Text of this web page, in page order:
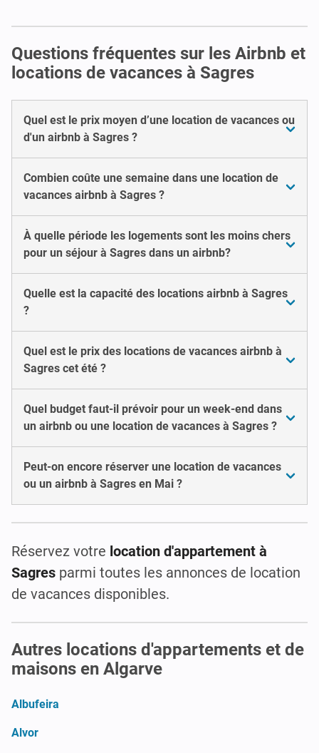
Questions fréquentes sur les Airbnb et
locations de vacances à Sagres
Quel est le prix moyen d’une location de vacances ou
d'un airbnb à Sagres ?
Combien coûte une semaine dans une location de
vacances airbnb à Sagres ?
À quelle période les logements sont les moins chers
pour un séjour à Sagres dans un airbnb?
Quelle est la capacité des locations airbnb à Sagres
?
Quel est le prix des locations de vacances airbnb à
Sagres cet été ?
Quel budget faut-il prévoir pour un week-end dans
un airbnb ou une location de vacances à Sagres ?
Peut-on encore réserver une location de vacances
ou un airbnb à Sagres en Mai ?
Réservez votre location d'appartement à
Sagres parmi toutes les annonces de location
de vacances disponibles.
Autres locations d'appartements et de
maisons en Algarve
Albufeira
Alvor